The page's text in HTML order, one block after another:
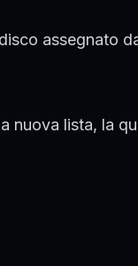
assegnato
nuova lista, la